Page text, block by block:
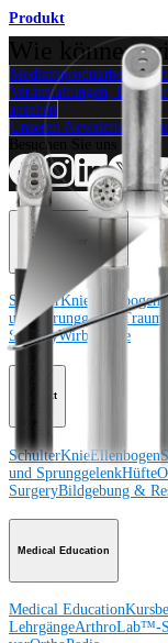
Produkt
Wie können
Veranstaltungen, Lab-
ansehen
Unseren Newsletter
Besuchen Sie uns
Operationsverfahren
SchulterKnie Ellenbogen
und SprunggelenkTrauma
SurgeryWirbelsäule
Produkt
SchulterKnieEllenbogen
und SprunggelenkHüfte
SurgeryBildgebung &
Medical Education
Medical Education
LehrgängeArthroLab™-